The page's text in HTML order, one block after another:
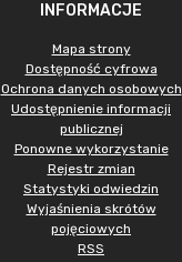
INFORMACJE
Mapa strony
Dostępność cyfrowa
Ochrona danych osobowych
Udostępnienie informacji
publicznej
Ponowne wykorzystanie
Rejestr zmian
Statystyki odwiedzin
Wyjaśnienia skrótów
pojęciowych
RSS